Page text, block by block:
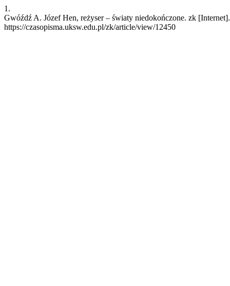
1.
Gwóźdź A. Józef Hen, reżyser – światy niedokończone. zk
https://czasopisma.uksw.edu.pl/zk/article/view/12450